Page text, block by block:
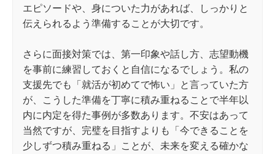
エピソードや、身についた力があれば、しっかりと
伝えられるよう準備することが大切です。
さらに面接対策では、第一印象や話し方、志望動機
を事前に練習しておくと自信になるでしょう。私の
支援先でも「就活が初めてで怖い」と言っていた方
が、こうした準備を丁寧に積み重ねることで半年以
内に内定を得た事例が多数あります。不安はあって
当然ですが、完璧を目指すよりも「今できることを
少しずつ積み重ねる」ことが、未来を変える確かな